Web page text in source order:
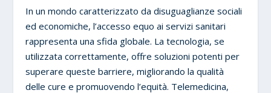
In un mondo caratterizzato da disuguaglianze sociali
ed economiche, l’accesso equo ai servizi sanitari
rappresenta una sfida globale. La tecnologia, se
utilizzata correttamente, offre soluzioni potenti per
superare queste barriere, migliorando la qualità
delle cure e promuovendo l’equità. Telemedicina,